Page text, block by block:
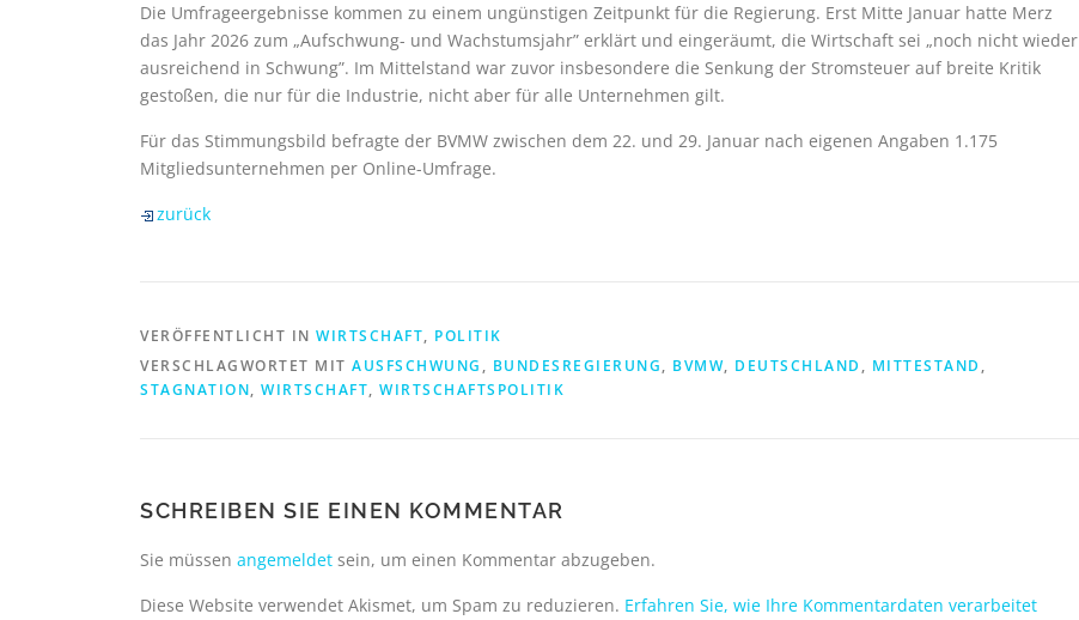
Die Umfrageergebnisse kommen zu einem ungünstigen Zeitpunkt für die Regierung. Erst Mitte Januar hatte Merz
das Jahr 2026 zum „Aufschwung- und Wachstumsjahr” erklärt und eingeräumt, die Wirtschaft sei „noch nicht wieder
ausreichend in Schwung”. Im Mittelstand war zuvor insbesondere die Senkung der Stromsteuer auf breite Kritik
gestoßen, die nur für die Industrie, nicht aber für alle Unternehmen gilt.
Für das Stimmungsbild befragte der BVMW zwischen dem 22. und 29. Januar nach eigenen Angaben 1.175
Mitgliedsunternehmen per Online-Umfrage.
zurück
VERÖFFENTLICHT IN WIRTSCHAFT, POLITIK
VERSCHLAGWORTET MIT AUSFSCHWUNG , BUNDESREGIERUNG, BVMW, DEUTSCHLAND , MITTESTAND ,
STAGNATION, WIRTSCHAFT, WIRTSCHAFTSPOLITIK
SCHREIBEN SIE EINEN KOMMENTAR
Sie müssen angemeldet sein, um einen Kommentar abzugeben.
Diese Website verwendet Akismet, um Spam zu reduzieren. Erfahren Sie, wie Ihre Kommentardaten verarbeitet